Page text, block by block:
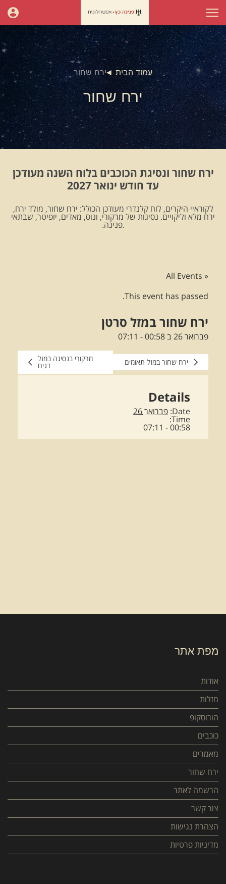
עמוד הבית ירח שחור
ירח שחור
ירח שחור ונסיגת הכוכבים בלוח השנה מעודכן
עד חודש ינואר 2027
לקוראיי היקרים, לוח קלנדרי מעודכן הכולל: ירח שחור, מולד ירח,
ירח מלא וליקויים. נסיגות של מרקורי, ונוס, מאדים, יופיטר, שבתאי
.פנינה.
« All Events
This event has passed.
ירח שחור במזל סרטן
פברואר 26 ב 00:58 -
07:11
ירח שחור במזל תאומים מרקורי בנסיגה במזל
דגים
Details
Date: פברואר 26
Time:
00:58 - 07:11
מפת אתר
אודות
מזלות
הורוסקופ
כוכבים
מאמרים
ירח שחור
הרשמה לאתר
צור קשר
הצהרת נגישות
מדיניות פרטיות